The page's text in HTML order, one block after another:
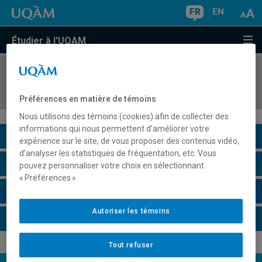
FR EN
Étudier à l'UQAM
COURS//
Description du cours
Horaire - Été 2026
Préférences en matière de témoins
Nous utilisons des témoins (cookies) afin de collecter des
informations qui nous permettent d’améliorer votre
expérience sur le site, de vous proposer des contenus vidéo,
d’analyser les statistiques de fréquentation, etc. Vous
pouvez personnaliser votre choix en sélectionnant
« Préférences ».
Tout refuser
Autoriser les témoins